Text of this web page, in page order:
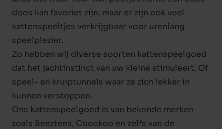
doos kan favoriet zijn, maar er zijn ook veel
kattenspeeltjes verkrijgbaar voor urenlang
speelplezier.
Zo hebben wij diverse soorten kattenspeelgoed
dat het jachtinstinct van uw kleine stimuleert. Of
speel- en kruiptunnels waar ze zich lekker in
kunnen verstoppen.
Ons kattenspeelgoed is van bekende merken
zoals Beeztees, Coockoo en zelfs van de